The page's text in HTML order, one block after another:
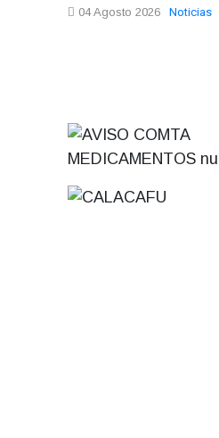
04 Agosto 2026 Noticias